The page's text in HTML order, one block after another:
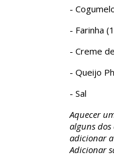
-
- Farinha
- Creme
- Queijo
- Sal
Aquecer
alguns
adicionar
Adicionar